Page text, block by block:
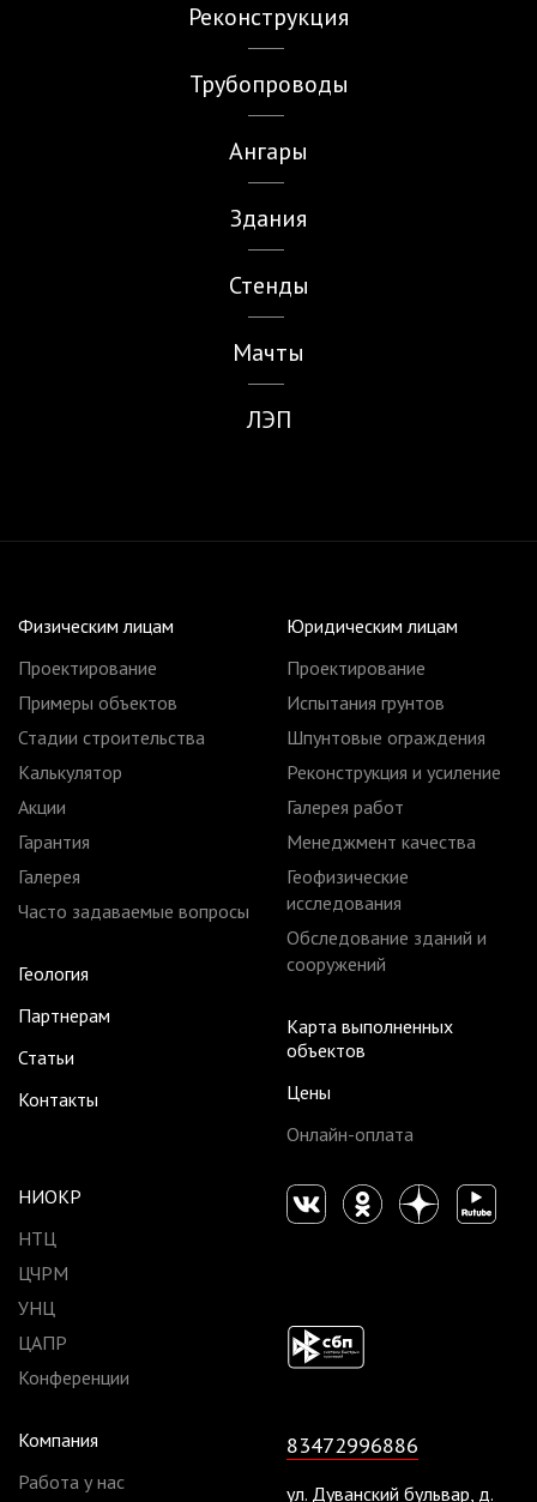
Реконструкция
Трубопроводы
Ангары
Здания
Стенды
Мачты
ЛЭП
Физическим лицам
Проектирование
Примеры объектов
Стадии строительства
Калькулятор
Акции
Гарантия
Галерея
Часто задаваемые вопросы
Геология
Партнерам
Статьи
Контакты
Юридическим лицам
Проектирование
Испытания грунтов
Шпунтовые ограждения
Реконструкция и усиление
Галерея работ
Менеджмент качества
Геофизические
исследования
Обследование зданий и
сооружений
Карта выполненных
объектов
Цены
Онлайн-оплата
НИОКР
НТЦ
ЦЧРМ
УНЦ
ЦАПР
Конференции
Компания
Работа у нас
83472996886
ул. Дуванский бульвар, д.